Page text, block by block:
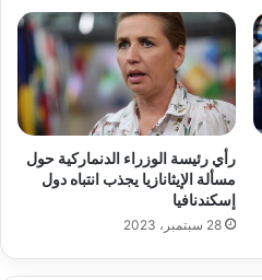
رأي رئيسة الوزراء الدنماركية حول
مسألة الإيثانازيا يجذب انتباه دول
إسكندنافيا
28 سبتمبر، 2023